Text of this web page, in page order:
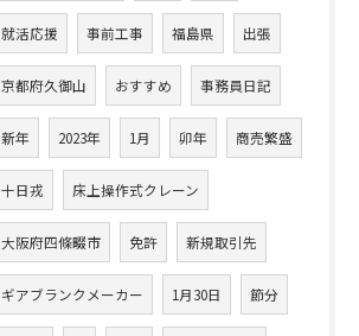
就活応援 事前工事 福島県 出張
京都府久御山 おすすめ 事務員日記
新年 2023年 1月 卯年 商売繁盛
十日戎 床上操作式クレーン
大阪府四條畷市 免許 新規取引先
ギアブランクメーカー 1月30日 節分